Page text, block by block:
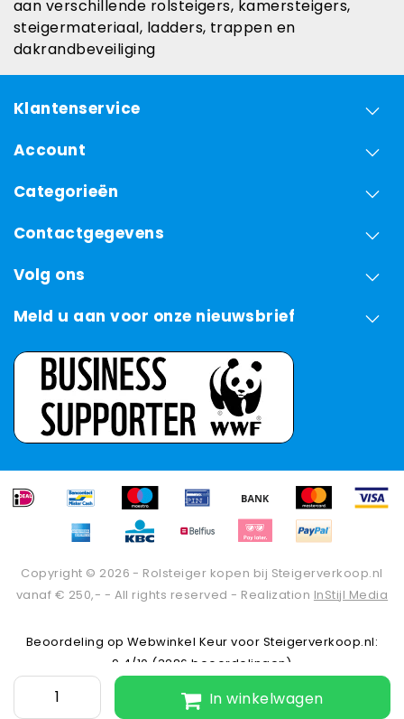
In winkelwagen
aan verschillende rolsteigers, kamersteigers,
steigermateriaal, ladders, trappen en
dakrandbeveiliging
Klantenservice
Account
Categorieën
Contactgegevens
Volg ons
Meld u aan voor onze nieuwsbrief
Copyright © 2026 - Rolsteiger kopen bij Steigerverkoop.nl
vanaf € 250,- - All rights reserved - Realization InStijl Media
Beoordeling op Webwinkel Keur voor Steigerverkoop.nl:
9.4/10 (3286 beoordelingen)